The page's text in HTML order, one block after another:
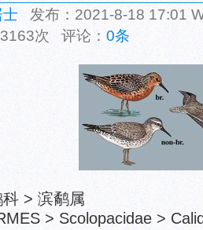
士 发布：2021-8-18 17:01
次 评论： 0条
> 滨鹬属
> Scolopacidae >